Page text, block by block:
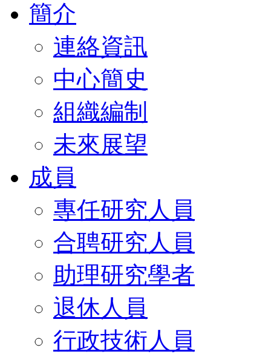
簡介
連絡資訊
中心簡史
組織編制
未來展望
成員
專任研究人員
合聘研究人員
助理研究學者
退休人員
行政技術人員